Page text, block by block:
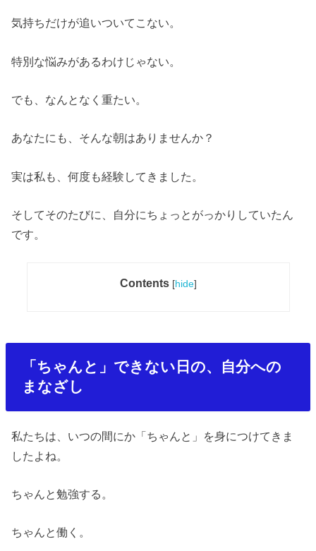
気持ちだけが追いついてこない。
特別な悩みがあるわけじゃない。
でも、なんとなく重たい。
あなたにも、そんな朝はありませんか？
実は私も、何度も経験してきました。
そしてそのたびに、自分にちょっとがっかりしていたん
です。
Contents [hide]
「ちゃんと」できない日の、自分への
まなざし
私たちは、いつの間にか「ちゃんと」を身につけてきま
したよね。
ちゃんと勉強する。
ちゃんと働く。